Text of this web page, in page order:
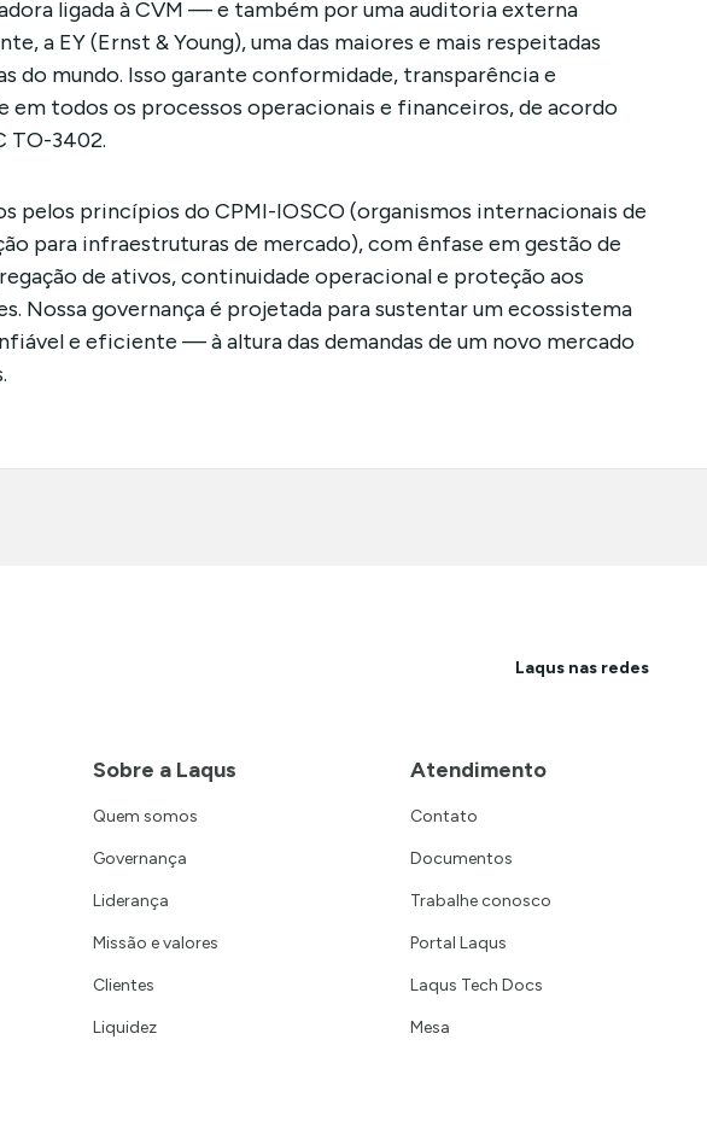
ligada à CVM — e também por uma auditoria externa
a EY (Ernst & Young), uma das maiores e mais respeitadas
do mundo. Isso garante conformidade, transparência e
em todos os processos operacionais e financeiros, de acordo
TO-3402.
pelos princípios do CPMI-IOSCO (organismos internacionais de
para infraestruturas de mercado), com ênfase em gestão de
de ativos, continuidade operacional e proteção aos
Nossa governança é projetada para sustentar um ecossistema
e eficiente — à altura das demandas de um novo mercado
Laqus nas redes
Sobre a Laqus
Quem somos
Governança
Liderança
Missão e valores
Clientes
Liquidez
Atendimento
Contato
Documentos
Trabalhe conosco
Portal Laqus
Laqus Tech Docs
Mesa